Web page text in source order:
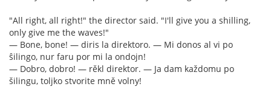
"All right, all right!" the director said. "I'll give you a shilling,
only give me the waves!"
— Bone, bone! — diris la direktoro. — Mi donos al vi po
ŝilingo, nur faru por mi la ondojn!
— Dobro, dobro! — rěkl direktor. — Ja dam každomu po
šilingu, toljko stvorite mně volny!